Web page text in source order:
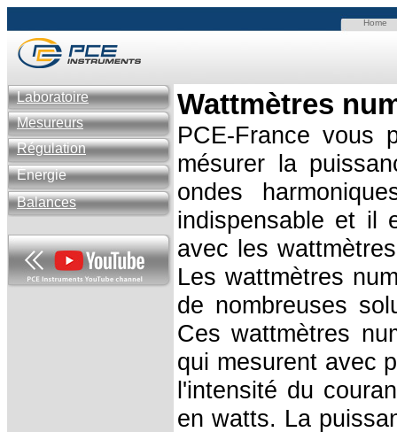
Home
Laboratoire
Mesureurs
Régulation
Énergie
Balances
Wattmètres
PCE-France vous
mésurer la
ondes
indispensable et il
avec les
Les wattmètres
de nombreuses
Ces wattmètres
qui mesurent avec
l'intensité du
en watts. La